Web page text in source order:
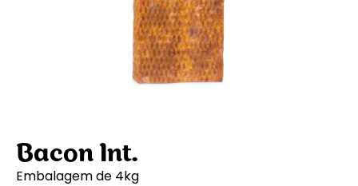
Bacon Int.
Embalagem de 4kg